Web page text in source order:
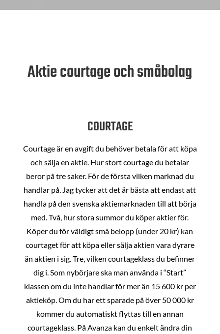
Aktie courtage och småbolag
COURTAGE
Courtage är en avgift du behöver betala för att köpa
och sälja en aktie. Hur stort courtage du betalar
beror på tre saker. För de första vilken marknad du
handlar på. Jag tycker att det är bästa att endast att
handla på den svenska aktiemarknaden till att börja
med. Två, hur stora summor du köper aktier för.
Köper du för väldigt små belopp (under 20 kr) kan
courtaget för att köpa eller sälja aktien vara dyrare
än aktien i sig. Tre, vilken courtageklass du befinner
dig i. Som nybörjare ska man använda i “Start”
klassen om du inte handlar för mer än 15 600 kr per
aktieköp. Om du har ett sparade på över 50 000 kr
kommer du automatiskt flyttas till en annan
courtageklass. På Avanza kan du enkelt ändra din